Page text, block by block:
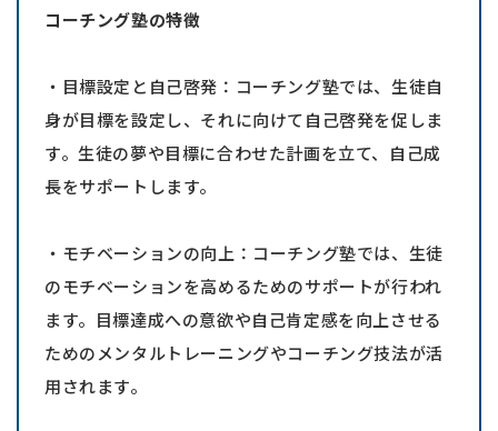
コーチング塾の特徴
・目標設定と自己啓発：コーチング塾では、生徒自
身が目標を設定し、それに向けて自己啓発を促しま
す。生徒の夢や目標に合わせた計画を立て、自己成
長をサポートします。
・モチベーションの向上：コーチング塾では、生徒
のモチベーションを高めるためのサポートが行われ
ます。目標達成への意欲や自己肯定感を向上させる
ためのメンタルトレーニングやコーチング技法が活
用されます。